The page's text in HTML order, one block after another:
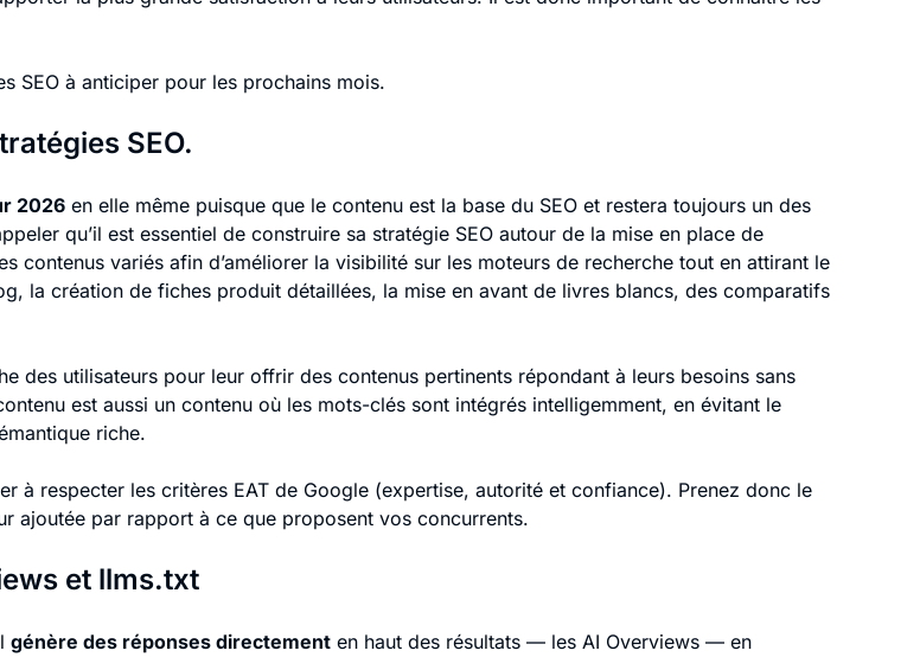
SEO à anticiper pour les prochains mois.
SEO.
2026 en elle même puisque que le contenu est la base du SEO et restera toujours un des
qu’il est essentiel de construire sa stratégie SEO autour de la mise en place de
contenus variés afin d’améliorer la visibilité sur les moteurs de recherche tout en attirant le
la création de fiches produit détaillées, la mise en avant de livres blancs, des comparatifs
des utilisateurs pour leur offrir des contenus pertinents répondant à leurs besoins sans
est aussi un contenu où les mots-clés sont intégrés intelligemment, en évitant le
riche.
à respecter les critères EAT de Google (expertise, autorité et confiance). Prenez donc le
ajoutée par rapport à ce que proposent vos concurrents.
et llms.txt
génère des réponses directement en haut des résultats — les AI Overviews — en